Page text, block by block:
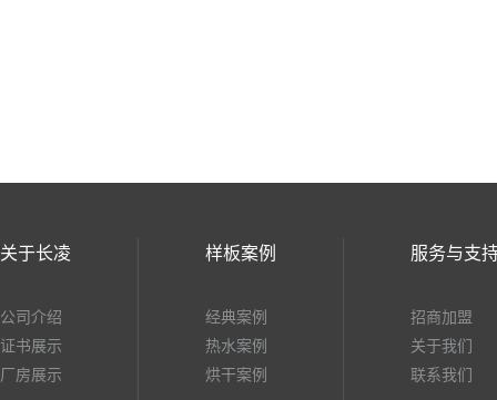
关于长凌
公司介绍
证书展示
厂房展示
样板案例
经典案例
热水案例
烘干案例
服务与支
招商加盟
关于我们
联系我们